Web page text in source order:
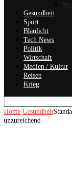
Gesundheit
Sport
Blaulicht
Tech News
Politik
Wirtschaft
Medien / Kultur
Reisen
Krieg
Home Gesundheit
unzureichend